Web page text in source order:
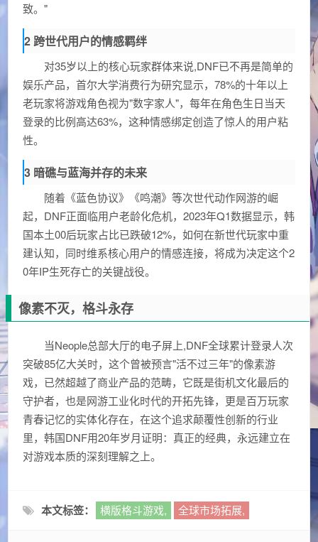
致。"
2 跨世代用户的情感羁绊
对35岁以上的核心玩家群体来说,DNF已不再是简单的
娱乐产品，首尔大学消费行为研究显示，78%的十年以上
老玩家将游戏角色视为"数字家人"，每年在角色生日当天
登录的比例高达63%，这种情感绑定创造了惊人的用户粘
性。
3 暗礁与蓝海并存的未来
随着《蓝色协议》《鸣潮》等次世代动作网游的崛
起，DNF正面临用户老龄化危机，2023年Q1数据显示，韩
国本土00后玩家占比已跌破12%，如何在新世代玩家中重
建认知，同时维系核心用户的情感连接，将成为决定这个2
0年IP生死存亡的关键战役。
像素不灭，格斗永存
当Neople总部大厅的电子屏上,DNF全球累计登录人次
突破85亿大关时，这个曾被预言"活不过三年"的像素游
戏，已然超越了商业产品的范畴，它既是街机文化最后的
守护者，也是网游工业化时代的开拓先锋，更是百万玩家
青春记忆的实体化存在，在这个追求颠覆性创新的行业
里，韩国DNF用20年岁月证明：真正的经典，永远建立在
对游戏本质的深刻理解之上。
本文标签： 横版格斗游戏, 全球市场拓展,